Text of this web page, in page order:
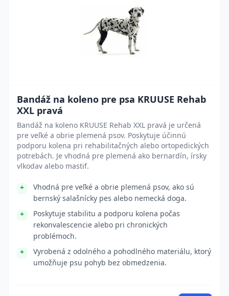
Bandáž na koleno pre psa KRUUSE Rehab
XXL pravá
Bandáž na koleno KRUUSE Rehab XXL pravá je určená
pre veľké a obrie plemená psov. Poskytuje účinnú
podporu kolena pri rehabilitačných alebo ortopedických
potrebách. Je vhodná pre plemená ako bernardín, írsky
vlkodav alebo mastif.
Vhodná pre veľké a obrie plemená psov, ako sú
bernský salašnícky pes alebo nemecká doga.
Poskytuje stabilitu a podporu kolena počas
rekonvalescencie alebo pri chronických
problémoch.
Vyrobená z odolného a pohodlného materiálu, ktorý
umožňuje psu pohyb bez obmedzenia.